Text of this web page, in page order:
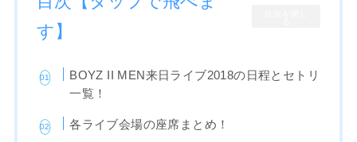
す】
BOYZ II MEN来日ライブ2018の日程とセトリ
一覧！
各ライブ会場の座席まとめ！